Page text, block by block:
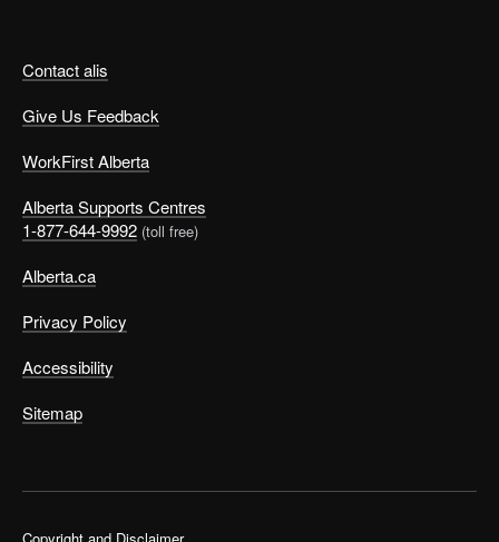
Contact alis
Give Us Feedback
WorkFirst Alberta
Alberta Supports Centres
1-877-644-9992 (toll free)
Alberta.ca
Privacy Policy
Accessibility
Sitemap